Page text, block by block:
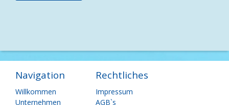
Navigation
Navigation
überspringen
Willkommen
Unternehmen
Rechtliches
Navigation
überspringen
Impressum
AGB`s